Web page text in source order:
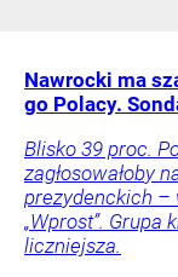
Nawrocki ma
go Polacy.
Blisko 39 proc.
zagłosowałoby
prezydenckich –
„Wprost”. Grupa
liczniejsza.